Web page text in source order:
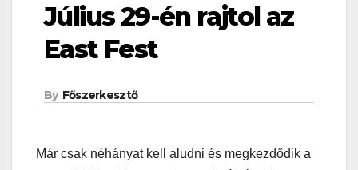
Július 29-én rajtol az
East Fest
By Főszerkesztő
Már csak néhányat kell aludni és megkezdődik a